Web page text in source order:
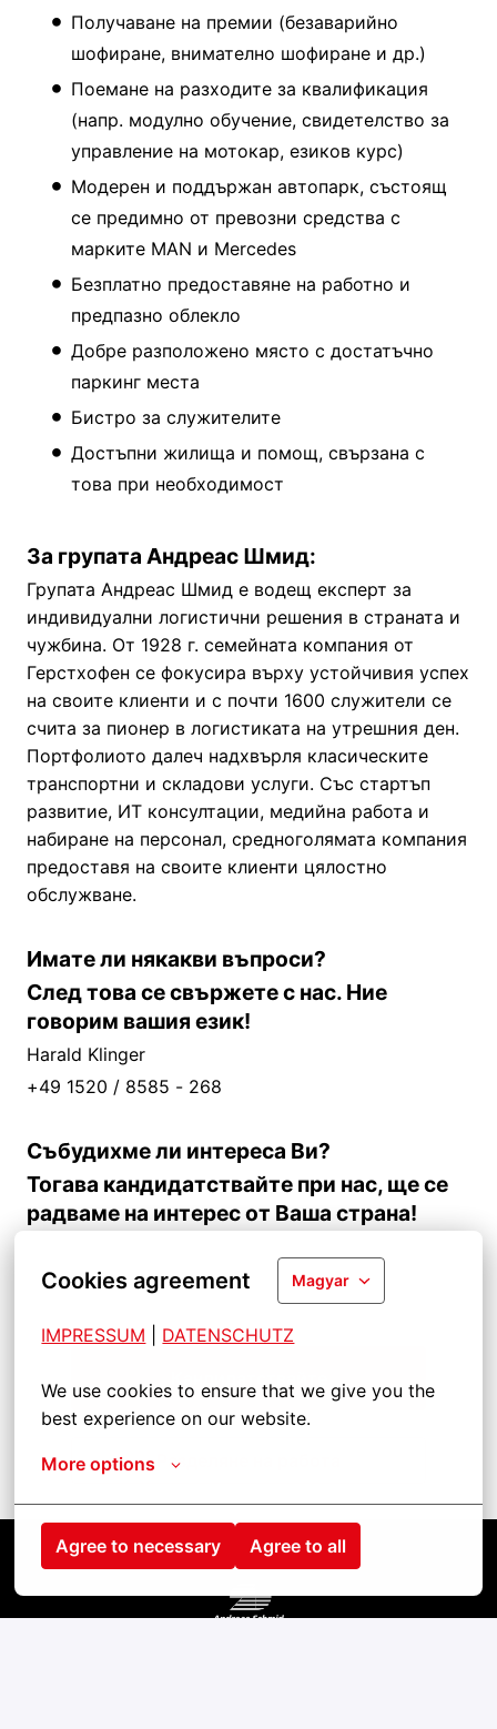
Cookies agreement Magyar
IMPRESSUM DATENSCHUTZ
We use cookies to ensure that we give you the
best experience on our website.
More options
Agree to necessary Agree to all
Получаване на премии (безаварийно
шофиране, внимателно шофиране и др.)
Поемане на разходите за квалификация
(напр. модулно обучение, свидетелство за
управление на мотокар, езиков курс)
Модерен и поддържан автопарк, състоящ
се предимно от превозни средства с
марките MAN и Mercedes
Безплатно предоставяне на работно и
предпазно облекло
Добре разположено място с достатъчно
паркинг места
Бистро за служителите
Достъпни жилища и помощ, свързана с
това при необходимост
За групата Андреас Шмид:
Групата Андреас Шмид е водещ експерт за
индивидуални логистични решения в страната и
чужбина. От 1928 г. семейната компания от
Герстхофен се фокусира върху устойчивия успех
на своите клиенти и с почти 1600 служители се
счита за пионер в логистиката на утрешния ден.
Портфолиото далеч надхвърля класическите
транспортни и складови услуги. Със стартъп
развитие, ИТ консултации, медийна работа и
набиране на персонал, средноголямата компания
предоставя на своите клиенти цялостно
обслужване.
Имате ли някакви въпроси?
След това се свържете с нас. Ние
говорим вашия език!
Harald Klinger
+49 1520 / 8585 - 268
Събудихме ли интереса Ви?
Тогава кандидатствайте при нас, ще се
радваме на интерес от Ваша страна!
Кандидатствайте
Разделяне на работа
Kezdőlap